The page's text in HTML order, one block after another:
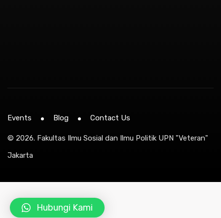
© 2026. Fakultas Ilmu Sosial dan Ilmu Politik UPN "Veteran"
Jakarta
Events Blog Contact Us
Hubungi Kami